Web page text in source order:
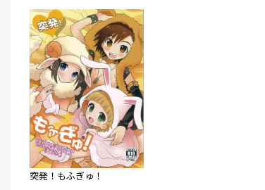
突発！もふぎゅ！